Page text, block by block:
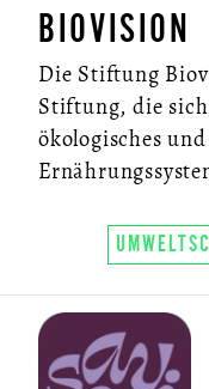
BIOVISION
Die Stiftung
Stiftung, die
ökologisches